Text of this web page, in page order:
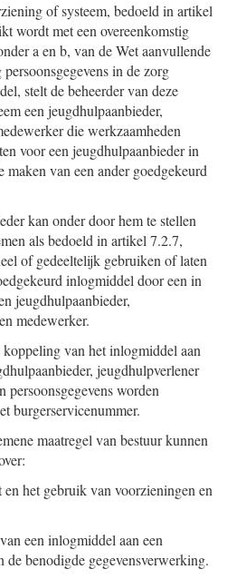
of systeem, bedoeld in artikel
wordt met een overeenkomstig
a en b, van de Wet aanvullende
in de zorg
stelt de beheerder van deze
een jeugdhulpaanbieder,
die werkzaamheden
voor een jeugdhulpaanbieder in
maken van een ander goedgekeurd
kan onder door hem te stellen
als bedoeld in artikel 7.2.7,
of gedeeltelijk gebruiken of laten
inlogmiddel door een in
jeugdhulpaanbieder,
medewerker.
koppeling van het inlogmiddel aan
jeugdhulpverlener
persoonsgegevens worden
burgerservicenummer.
maatregel van bestuur kunnen
en het gebruik van voorzieningen en
een inlogmiddel aan een
de benodigde gegevensverwerking.